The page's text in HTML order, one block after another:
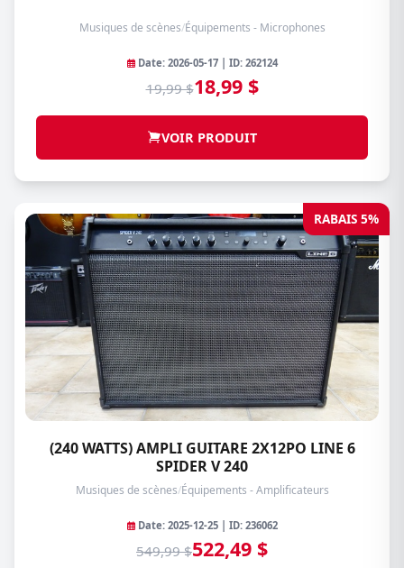
Musiques de scènes/Équipements - Microphones
Date: 2026-05-17 | ID: 262124
19,99 $18,99 $
VOIR PRODUIT
RABAIS 5%
(240 WATTS) AMPLI GUITARE 2X12PO LINE 6
SPIDER V 240
Musiques de scènes/Équipements - Amplificateurs
Date: 2025-12-25 | ID: 236062
549,99 $522,49 $